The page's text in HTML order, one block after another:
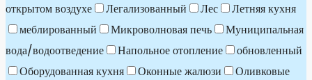
открытом воздухе
Легализованный Лес
Летняя кухня
меблированный
Микроволновая печь
Муниципальная
вода/водоотведение
Напольное отопление
обновленный
Оборудованная кухня
Оконные жалюзи
Оливковые